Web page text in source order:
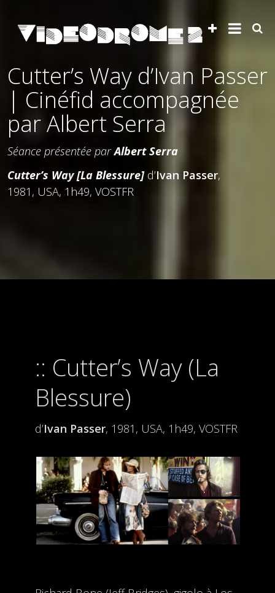
Cutter’s Way d’Ivan Passer
| Cinéfid accompagnée
par Albert Serra
Séance présentée parAlbert Serra
Cutter’s Way [La Blessure] d’Ivan Passer,
1981, USA, 1h49, VOSTFR
Cutter’s Way (La
Blessure)
d’Ivan Passer, 1981, USA, 1h49, VOSTFR